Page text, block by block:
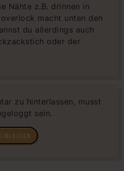
Nähte z.B. drinnen in
macht unten den
du allerdings auch
oder der
zu hinterlassen, musst
sein.
EINLOGGEN